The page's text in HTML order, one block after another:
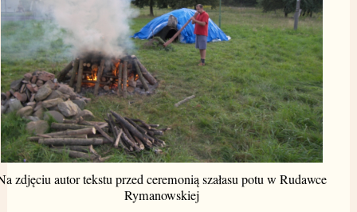
zdjęciu autor tekstu przed ceremonią szałasu potu w Rudawce
Rymanowskiej